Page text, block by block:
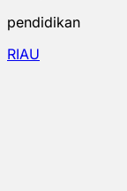
pendidikan
RIAU